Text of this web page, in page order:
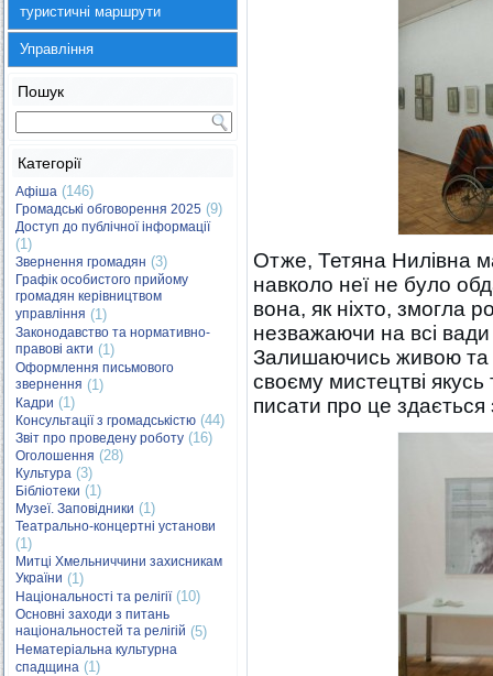
туристичні маршрути
Управління
Пошук
Категорії
Афіша (146)
Громадські обговорення 2025 (9)
Доступ до публічної інформації
(1)
Звернення громадян (3)
Графік особистого прийому
громадян керівництвом
управління (1)
Законодавство та нормативно-
правові акти (1)
Оформлення письмового
звернення (1)
Кадри (1)
Консультації з громадськістю (44)
Звіт про проведену роботу (16)
Оголошення (28)
Культура (3)
Бібліотеки (1)
Музеї. Заповідники (1)
Театрально-концертні установи
(1)
Митці Хмельниччини захисникам
України (1)
Національності та релігії(10)
Основні заходи з питань
національностей та релігій (5)
Нематеріальна культурна
спадщина (1)
Отже, Тетяна Нилівна
навколо неї не було
вона, як ніхто, змогла
незважаючи на всі вади
Залишаючись живою та
своєму мистецтві якусь
писати про це